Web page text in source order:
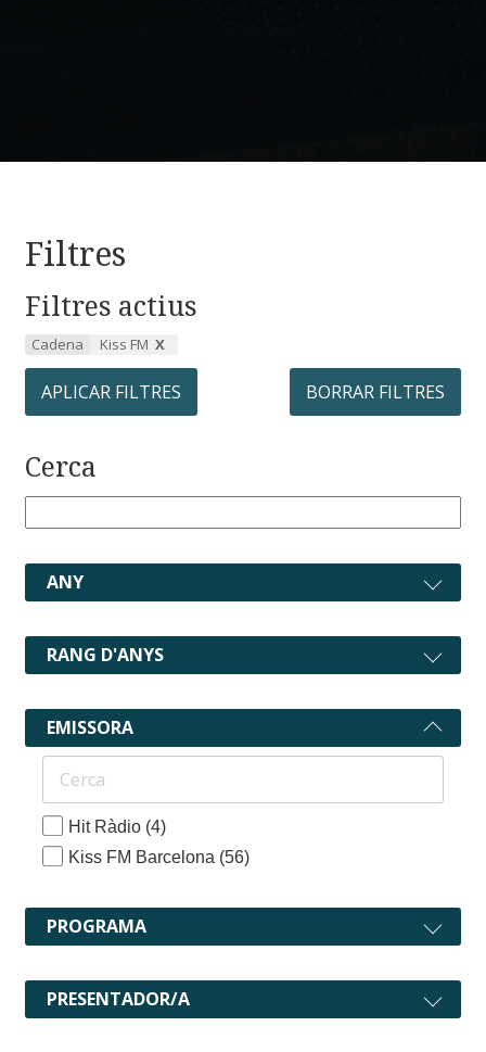
Filtres
Filtres actius
Cadena Kiss FM
APLICAR FILTRES BORRAR FILTRES
Cerca
ANY
RANG D'ANYS
EMISSORA
Hit Ràdio (4)
Kiss FM Barcelona (56)
PROGRAMA
PRESENTADOR/A